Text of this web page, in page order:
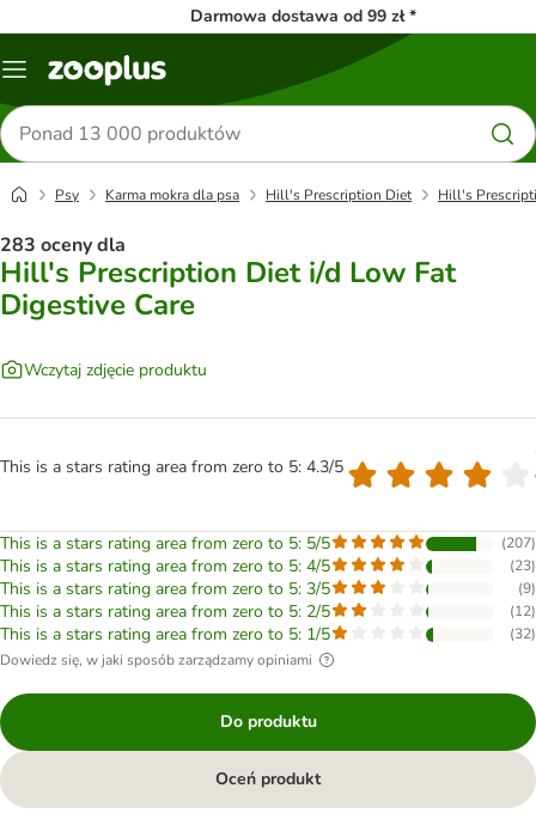
Darmowa dostawa od 99 zł *
Menu
Szukaj
produktów
Psy Karma mokra dla psa Hill's Prescription Diet Hill's
283 oceny dla
Hill's Prescription Diet i/d Low Fat
Digestive Care
Wczytaj zdjęcie produktu
This is a stars rating area from zero to 5: 4.3/5
This is a stars rating area from zero to 5: 5/5 (207)
This is a stars rating area from zero to 5: 4/5 (23)
This is a stars rating area from zero to 5: 3/5 (9)
This is a stars rating area from zero to 5: 2/5 (12)
This is a stars rating area from zero to 5: 1/5 (32)
Dowiedz się, w jaki sposób zarządzamy opiniami
Do produktu
Oceń produkt